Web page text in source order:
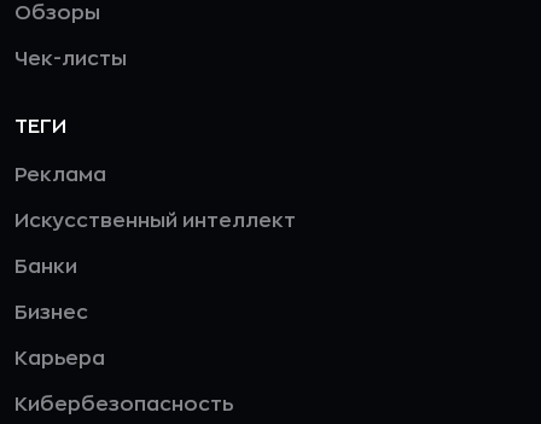
Обзоры
Чек-листы
ТЕГИ
Реклама
Искусственный интеллект
Банки
Бизнес
Карьера
Кибербезопасность